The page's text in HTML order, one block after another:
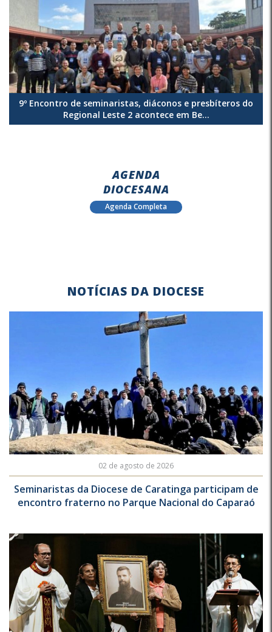
9º Encontro de seminaristas, diáconos e presbíteros do
Regional Leste 2 acontece em Be...
AGENDA
DIOCESANA
Agenda Completa
NOTÍCIAS DA DIOCESE
02 de agosto de 2026
Seminaristas da Diocese de Caratinga participam de
encontro fraterno no Parque Nacional do Caparaó